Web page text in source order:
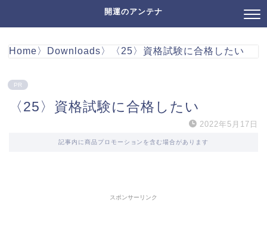
開運のアンテナ
Home〉 Downloads〉 〈25〉資格試験に合格したい
PR
〈25〉資格試験に合格したい
2022年5月17日
記事内に商品プロモーションを含む場合があります
スポンサーリンク